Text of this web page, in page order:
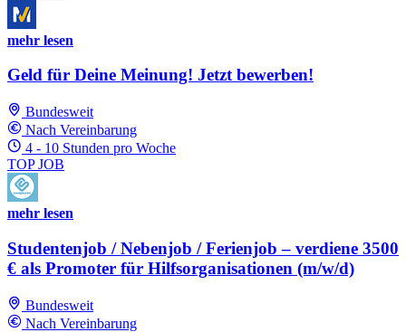
mehr lesen
Geld für Deine Meinung! Jetzt bewerben!
Bundesweit
Nach Vereinbarung
4 - 10 Stunden pro Woche
TOP JOB
mehr lesen
Studentenjob / Nebenjob / Ferienjob – verdiene 3500
€ als Promoter für Hilfsorganisationen (m/w/d)
Bundesweit
Nach Vereinbarung